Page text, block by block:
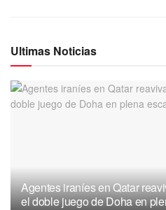
Ultimas Noticias
Agentes iraníes en Qatar
el doble juego de Doha en